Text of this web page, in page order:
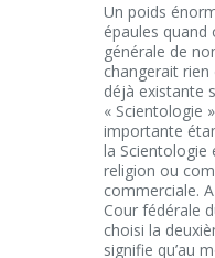
Un poids
épaules quand
générale de
changerait rien
déjà existante
« Scientologie
importante
la Scientologie
religion ou
commerciale.
Cour fédérale
choisi la
signifie qu’au